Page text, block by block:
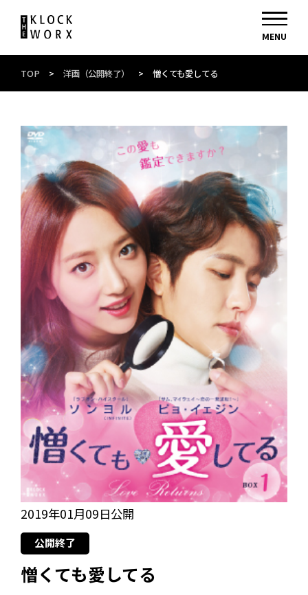
TOP > 洋画（公開終了） > 憎くても愛してる
2019年01月09日公開
公開終了
憎くても愛してる